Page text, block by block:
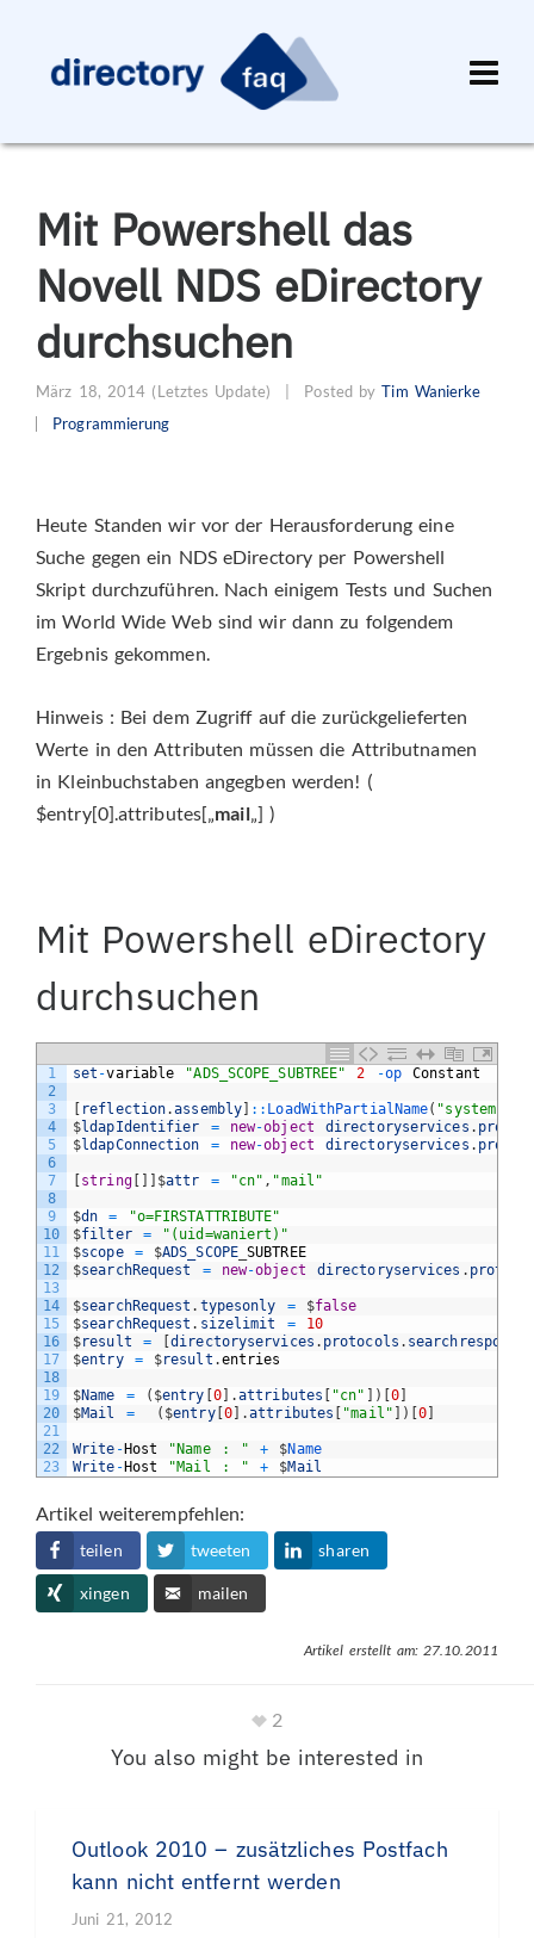
Mit Powershell das
Novell NDS eDirectory
durchsuchen
März 18, 2014 (Letztes Update) Posted byTim Wanierke
Programmierung
Heute Standen wir vor der Herausforderung eine
Suche gegen ein NDS eDirectory per Powershell
Skript durchzuführen. Nach einigem Tests und Suchen
im World Wide Web sind wir dann zu folgendem
Ergebnis gekommen.
Hinweis : Bei dem Zugriff auf die zurückgelieferten
Werte in den Attributen müssen die Attributnamen
in Kleinbuchstaben angegben werden! (
$entry[0].attributes[„mail„] )
Mit Powershell eDirectory
durchsuchen
1
2
3
4
5
6
7
8
9
10
11
12
13
14
15
16
17
18
19
20
21
22
23
set -variable "ADS_SCOPE_SUBTREE" 2 -op Constant
[ reflection.assembly] :: LoadWithPartialName(
$ldapIdentifier = new-object directoryservices .
$ldapConnection = new-object directoryservices .
[string[ ] ] $attr = "cn" , "mail"
$dn =
"o=FIRSTATTRIBUTE"
$filter =
"(uid=waniert)"
$scope = $ADS_SCOPE_SUBTREE
$searchRequest = new-object directoryservices .
$searchRequest . typesonly = $false
$searchRequest . sizelimit =
10
$result = [directoryservices . protocols . searchresponse
$entry = $result .entries
$Name = ( $entry [0] .attributes [ "cn" ] ) [0]
$Mail = ( $entry[0] .attributes [ "mail" ] ) [0]
Write -Host "Name : " + $Name
Write -Host "Mail : " + $Mail
Artikel weiterempfehlen:
teilen tweeten sharen
xingen mailen
Artikel erstellt am: 27.10.2011
2
You also might be interested in
Outlook 2010 – zusätzliches Postfach
kann nicht entfernt werden
Juni 21, 2012